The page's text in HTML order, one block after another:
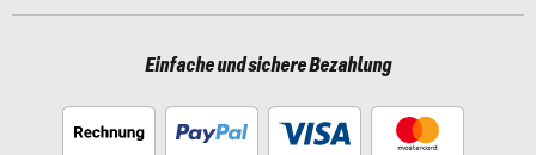
Einfache und sichere Bezahlung